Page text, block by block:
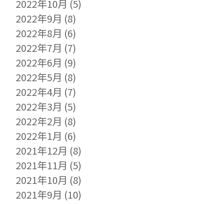
2022年10月 (5)
2022年9月 (8)
2022年8月 (6)
2022年7月 (7)
2022年6月 (9)
2022年5月 (8)
2022年4月 (7)
2022年3月 (5)
2022年2月 (8)
2022年1月 (6)
2021年12月 (8)
2021年11月 (5)
2021年10月 (8)
2021年9月 (10)